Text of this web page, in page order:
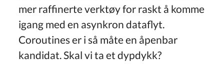
mer raffinerte verktøy for raskt å komme
igang med en asynkron dataflyt.
Coroutines er i så måte en åpenbar
kandidat. Skal vi ta et dypdykk?